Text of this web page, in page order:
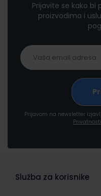
Prijavite se kako
proizvodima i
Prijavom na newsletter
Služba za korisnike